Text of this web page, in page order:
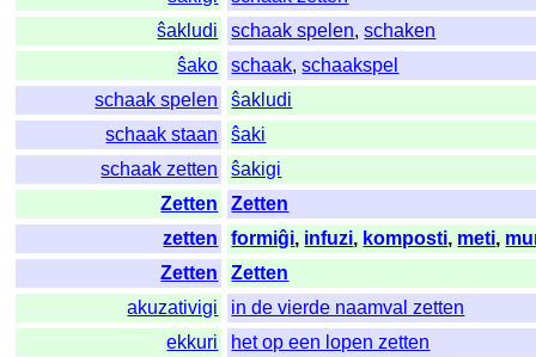
ŝakludi
schaak spelen,schaken
ŝako
schaak,schaakspel
schaak spelen
ŝakludi
schaak staan
ŝaki
schaak zetten
ŝakigi
Zetten
Zetten
zetten
formiĝi, infuzi, komposti, meti,
Zetten
Zetten
akuzativigi
in de vierde naamval zetten
ekkuri
het op een lopen zetten